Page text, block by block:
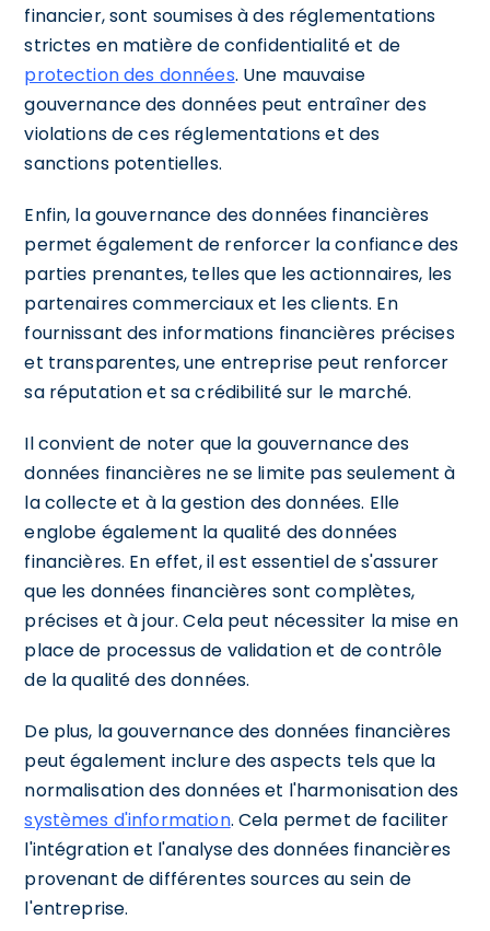
financier, sont soumises à des réglementations
strictes en matière de confidentialité et de
protection des données. Une mauvaise
gouvernance des données peut entraîner des
violations de ces réglementations et des
sanctions potentielles.
Enfin, la gouvernance des données financières
permet également de renforcer la confiance des
parties prenantes, telles que les actionnaires, les
partenaires commerciaux et les clients. En
fournissant des informations financières précises
et transparentes, une entreprise peut renforcer
sa réputation et sa crédibilité sur le marché.
Il convient de noter que la gouvernance des
données financières ne se limite pas seulement à
la collecte et à la gestion des données. Elle
englobe également la qualité des données
financières. En effet, il est essentiel de s'assurer
que les données financières sont complètes,
précises et à jour. Cela peut nécessiter la mise en
place de processus de validation et de contrôle
de la qualité des données.
De plus, la gouvernance des données financières
peut également inclure des aspects tels que la
normalisation des données et l'harmonisation des
systèmes d'information. Cela permet de faciliter
l'intégration et l'analyse des données financières
provenant de différentes sources au sein de
l'entreprise.